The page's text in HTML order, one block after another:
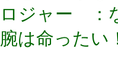
ロジャー ：
腕は命ったい
どげん